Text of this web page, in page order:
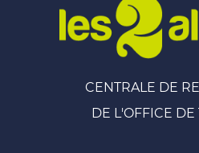
CENTRALE DE
DE L'OFFICE